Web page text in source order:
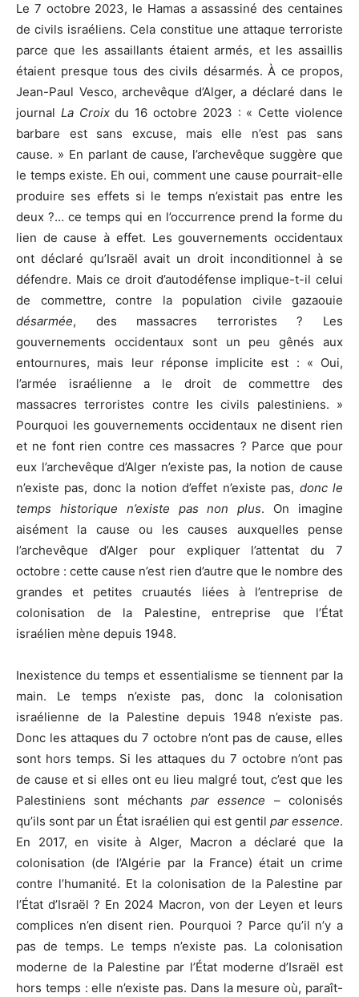
Le 7 octobre 2023, le Hamas a assassiné des centaines
de civils israéliens. Cela constitue une attaque terroriste
parce que les assaillants étaient armés, et les assaillis
étaient presque tous des civils désarmés. À ce propos,
Jean-Paul Vesco, archevêque d’Alger, a déclaré dans le
journal La Croixdu 16 octobre 2023 : « Cette violence
barbare est sans excuse, mais elle n’est pas sans
cause. » En parlant de cause, l’archevêque suggère que
le temps existe. Eh oui, comment une cause pourrait-elle
produire ses effets si le temps n’existait pas entre les
deux ?… ce temps qui en l’occurrence prend la forme du
lien de cause à effet. Les gouvernements occidentaux
ont déclaré qu’Israël avait un droit inconditionnel à se
défendre. Mais ce droit d’autodéfense implique-t-il celui
de commettre, contre la population civile gazaouie
désarmée, des massacres terroristes ? Les
gouvernements occidentaux sont un peu gênés aux
entournures, mais leur réponse implicite est : « Oui,
l’armée israélienne a le droit de commettre des
massacres terroristes contre les civils palestiniens. »
Pourquoi les gouvernements occidentaux ne disent rien
et ne font rien contre ces massacres ? Parce que pour
eux l’archevêque d’Alger n’existe pas, la notion de cause
n’existe pas, donc la notion d’effet n’existe pas, donc le
temps historique n’existe pas non plus. On imagine
aisément la cause ou les causes auxquelles pense
l’archevêque d’Alger pour expliquer l’attentat du 7
octobre : cette cause n’est rien d’autre que le nombre des
grandes et petites cruautés liées à l’entreprise de
colonisation de la Palestine, entreprise que l’État
israélien mène depuis 1948.
Inexistence du temps et essentialisme se tiennent par la
main. Le temps n’existe pas, donc la colonisation
israélienne de la Palestine depuis 1948 n’existe pas.
Donc les attaques du 7 octobre n’ont pas de cause, elles
sont hors temps. Si les attaques du 7 octobre n’ont pas
de cause et si elles ont eu lieu malgré tout, c’est que les
Palestiniens sont méchants par essence – colonisés
qu’ils sont par un État israélien qui est gentil par essence.
En 2017, en visite à Alger, Macron a déclaré que la
colonisation (de l’Algérie par la France) était un crime
contre l’humanité. Et la colonisation de la Palestine par
l’État d’Israël ? En 2024 Macron, von der Leyen et leurs
complices n’en disent rien. Pourquoi ? Parce qu’il n’y a
pas de temps. Le temps n’existe pas. La colonisation
moderne de la Palestine par l’État moderne d’Israël est
hors temps : elle n’existe pas. Dans la mesure où, paraît-